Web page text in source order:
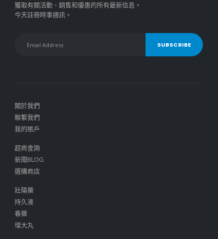
獲取有關活動、銷售和優惠的所有最新信息。
今天註冊時事通訊。
關於我們
聯繫我們
我的賬戶
超商查詢
新聞BLOG
選購商店
壯陽藥
持久液
春藥
增大丸